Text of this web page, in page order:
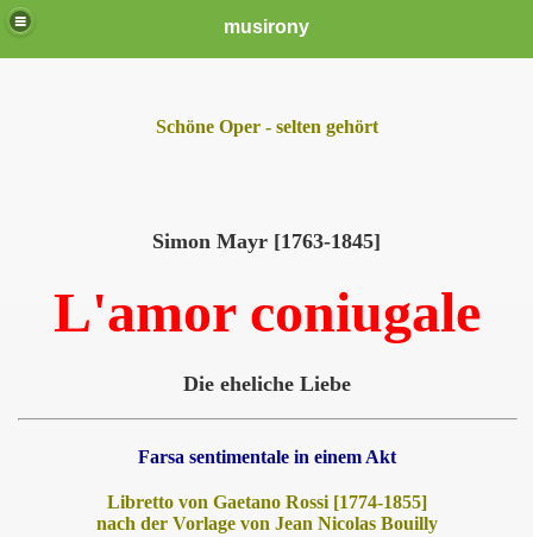
musirony
Schöne Oper - selten gehört
Simon Mayr [1763-1845]
L'amor coniugale
Die eheliche Liebe
Farsa sentimentale in einem Akt
Libretto von Gaetano Rossi [1774-1855]
nach der Vorlage von Jean Nicolas Bouilly